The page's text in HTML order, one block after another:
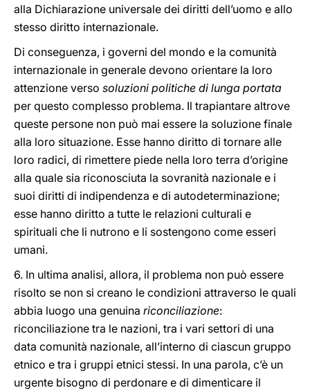
alla Dichiarazione universale dei diritti dell’uomo e allo
stesso diritto internazionale.
Di conseguenza, i governi del mondo e la comunità
internazionale in generale devono orientare la loro
attenzione verso soluzioni politiche di lunga portata
per questo complesso problema. Il trapiantare altrove
queste persone non può mai essere la soluzione finale
alla loro situazione. Esse hanno diritto di tornare alle
loro radici, di rimettere piede nella loro terra d’origine
alla quale sia riconosciuta la sovranità nazionale e i
suoi diritti di indipendenza e di autodeterminazione;
esse hanno diritto a tutte le relazioni culturali e
spirituali che li nutrono e li sostengono come esseri
umani.
6. In ultima analisi, allora, il problema non può essere
risolto se non si creano le condizioni attraverso le quali
abbia luogo una genuina riconciliazione:
riconciliazione tra le nazioni, tra i vari settori di una
data comunità nazionale, all’interno di ciascun gruppo
etnico e tra i gruppi etnici stessi. In una parola, c’è un
urgente bisogno di perdonare e di dimenticare il